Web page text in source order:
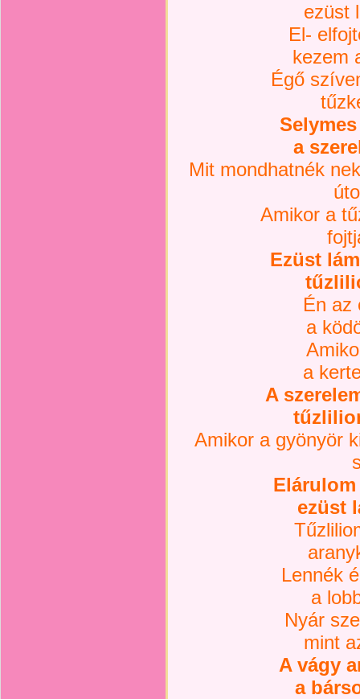
ezüst
El-
kezem
Égő
a
Mit mondhatnék
Amikor a
Ezüst
Én az
a
a
A
Amikor a gyönyör
ezüst
Lennék
a
Nyár
mint
A vágy
a